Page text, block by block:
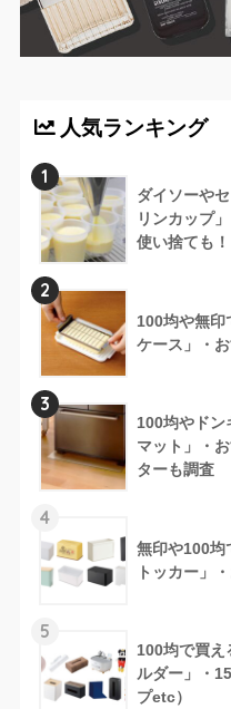
人気ランキング
1
ダイソーや
リンカップ
使い捨ても！
2
100均や無印
ケース」・
3
100均やドン
マット」・
ターも調査
4
無印や100均
トッカー」
5
100均で買え
ルダー」・
プetc）